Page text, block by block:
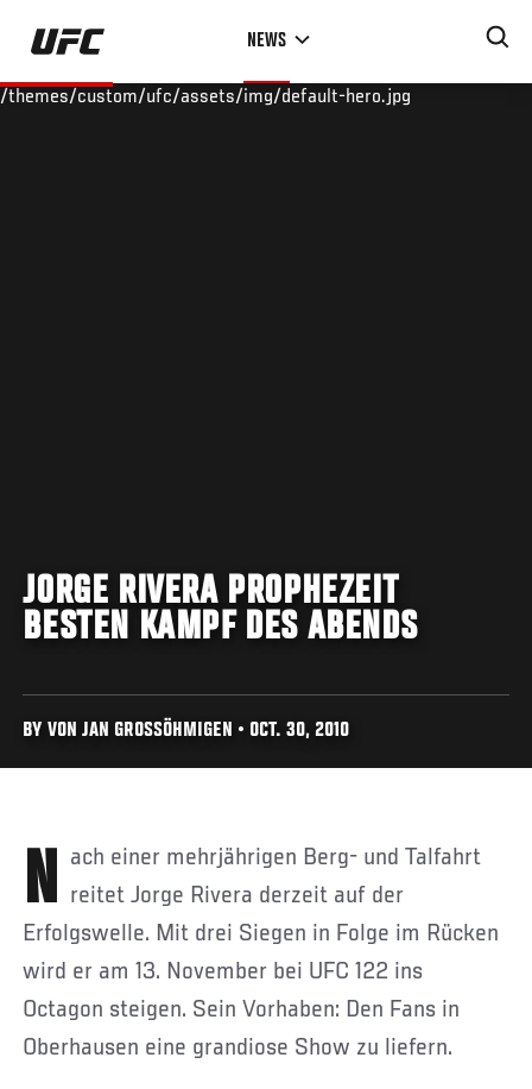
Skip
main
NEWS
/themes/custom/ufc/assets/img/default-hero.jpg
JORGE RIVERA PROPHEZEIT
BESTEN KAMPF DES ABENDS
BY VON JAN GROSSÖHMIGEN • OCT. 30, 2010
Nach einer mehrjährigen Berg- und Talfahrt reitet Jorge Rivera derzeit auf der
Erfolgswelle. Mit drei Siegen in Folge im Rücken
wird er am 13. November bei UFC 122 ins
Octagon steigen. Sein Vorhaben: Den Fans in
Oberhausen eine grandiose Show zu liefern.